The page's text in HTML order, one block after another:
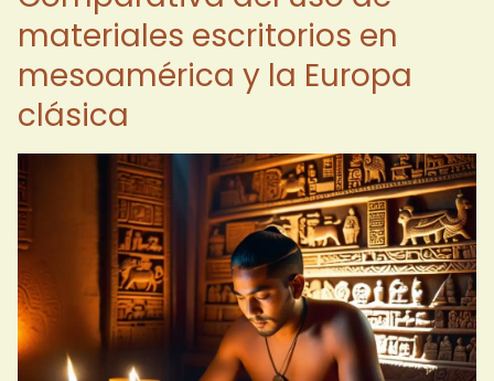
materiales escritorios en
mesoamérica y la Europa
clásica